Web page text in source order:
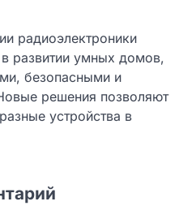
радиоэлектроники
развитии умных домов,
безопасными и
решения позволяют
устройства в